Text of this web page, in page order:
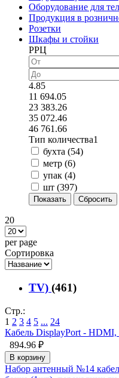
Оборудование для
Продукция в
Розетки
Шкафы и стойки
РРЦ
4.85
11 694.05
23 383.26
35 072.46
46 761.66
Тип количества1
бухта (54)
метр (6)
упак (4)
шт (397)
20
per page
Сортировка
TV) (461)
Стр.:
1 2 3 4 5 ... 24
Кабель DisplayPort -
894.96 ₽
В корзину
Набор антенный №14